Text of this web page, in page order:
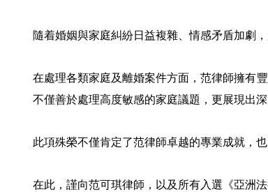
隨着婚姻與家庭糾紛日益複雜、情感矛盾加劇
在處理各類家庭及離婚案件方面，范律師擁有
不僅善於處理高度敏感的家庭議題，更展現出
此項殊榮不僅肯定了范律師卓越的專業成就，
在此，謹向范可琪律師，以及所有入選《亞洲